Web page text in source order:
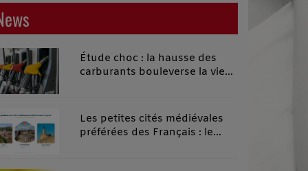
Étude choc : la hausse des
carburants bouleverse la vie
Les petites cités médiévales
préférées des Français : le